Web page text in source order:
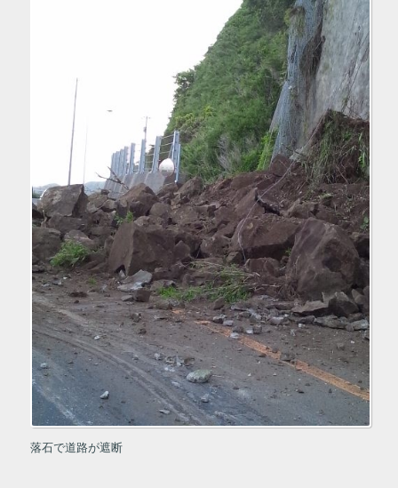
落石で道路が遮断